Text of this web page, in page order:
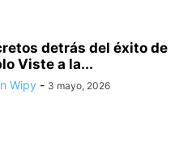
detrás del éxito de
Viste a la...
Wipy - 3 mayo, 2026